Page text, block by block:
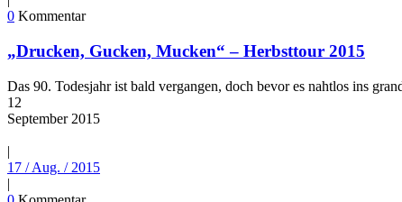
0 Kommentar
„Drucken, Gucken, Mucken“ – Herbsttour 2015
Das 90. Todesjahr ist bald vergangen, doch bevor es nahtlos ins
12
September 2015
|
17 / Aug. / 2015
|